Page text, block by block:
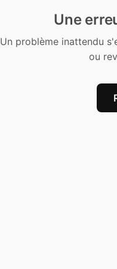
Une
Un problème inattendu
ou